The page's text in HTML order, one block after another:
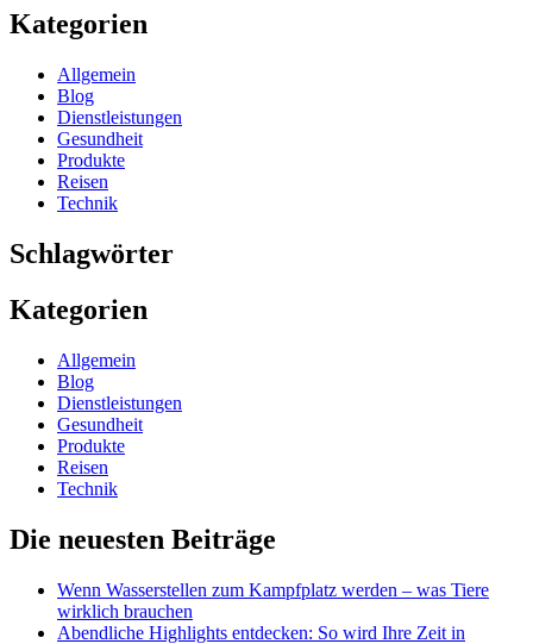
Kategorien
Allgemein
Blog
Dienstleistungen
Gesundheit
Produkte
Reisen
Technik
Schlagwörter
Kategorien
Allgemein
Blog
Dienstleistungen
Gesundheit
Produkte
Reisen
Technik
Die neuesten Beiträge
Wenn Wasserstellen zum Kampfplatz werden – was Tiere
wirklich brauchen
Abendliche Highlights entdecken: So wird Ihre Zeit in